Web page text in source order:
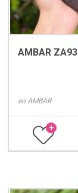
AMBAR ZA93
en AMBAR
+